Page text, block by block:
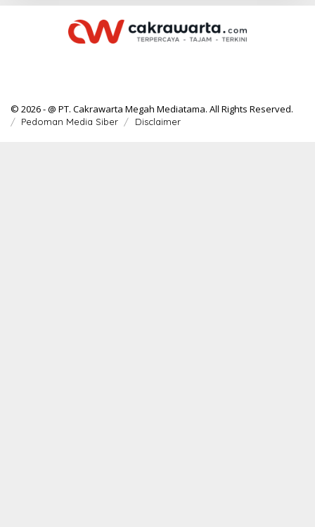
© 2026 - @ PT. Cakrawarta Megah Mediatama. All Rights Reserved.
Pedoman Media Siber Disclaimer